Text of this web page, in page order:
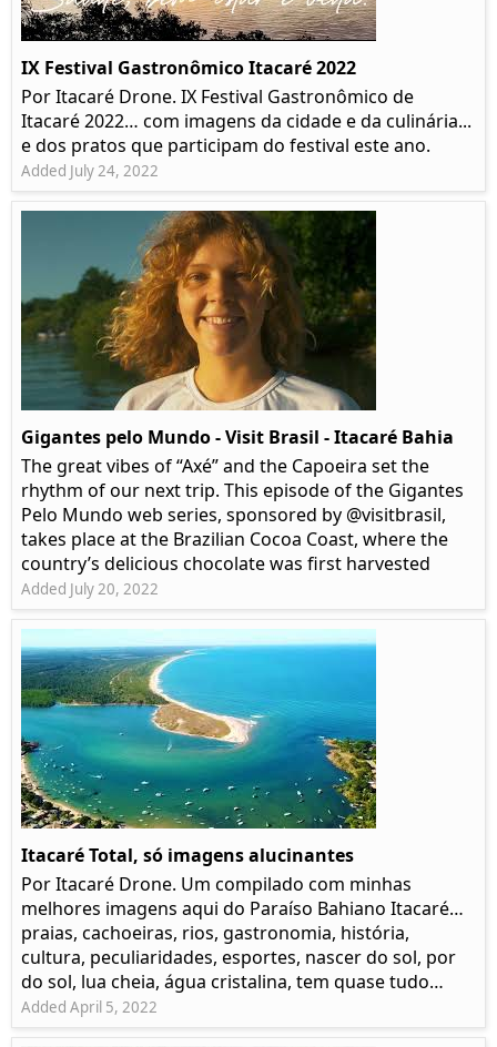
IX Festival Gastronômico Itacaré 2022
Por Itacaré Drone. IX Festival Gastronômico de
Itacaré 2022… com imagens da cidade e da culinária...
e dos pratos que participam do festival este ano.
Added July 24, 2022
Gigantes pelo Mundo - Visit Brasil - Itacaré Bahia
The great vibes of “Axé” and the Capoeira set the
rhythm of our next trip. This episode of the Gigantes
Pelo Mundo web series, sponsored by @visitbrasil,
takes place at the Brazilian Cocoa Coast, where the
country’s delicious chocolate was first harvested
Added July 20, 2022
Itacaré Total, só imagens alucinantes
Por Itacaré Drone. Um compilado com minhas
melhores imagens aqui do Paraíso Bahiano Itacaré…
praias, cachoeiras, rios, gastronomia, história,
cultura, peculiaridades, esportes, nascer do sol, por
do sol, lua cheia, água cristalina, tem quase tudo…
Added April 5, 2022